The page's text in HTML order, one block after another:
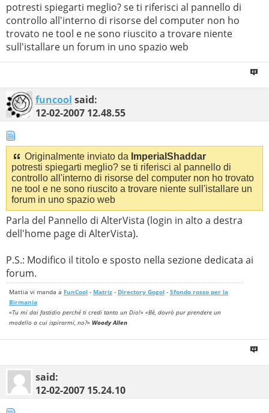
potresti spiegarti meglio? se ti riferisci al pannello di
controllo all'interno di risorse del computer non ho
trovato ne tool e ne sono riuscito a trovare niente
sull'istallare un forum in uno spazio web
funcool said:
12-02-2007 12.48.55
Originalmente inviato da ImperialShaddar
potresti spiegarti meglio? se ti riferisci al pannello di
controllo all'interno di risorse del computer non ho trovato
ne tool e ne sono riuscito a trovare niente sull'istallare un
forum in uno spazio web
Parla del Pannello di AlterVista (login in alto a destra
dell'home page di AlterVista).
P.S.: Modifico il titolo e sposto nella sezione dedicata ai
forum.
Mattia vi manda a FunCool - Matriz - Directory Gogol - Sfondo rosso per la
Birmania
«Tu mi dai fastidio perché ti credi tanto un Dio!» «Bè, dovrò pur prendere un
modello a cui ispirarmi, no?» Woody Allen
said:
12-02-2007 15.24.10